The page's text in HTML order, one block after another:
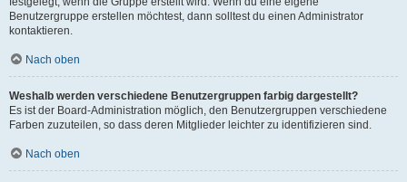
Benutzergruppe erstellen möchtest, dann solltest du einen Administrator
kontaktieren.
Nach oben
Weshalb werden verschiedene Benutzergruppen farbig dargestellt?
Es ist der Board-Administration möglich, den Benutzergruppen verschiedene
Farben zuzuteilen, so dass deren Mitglieder leichter zu identifizieren sind.
Nach oben